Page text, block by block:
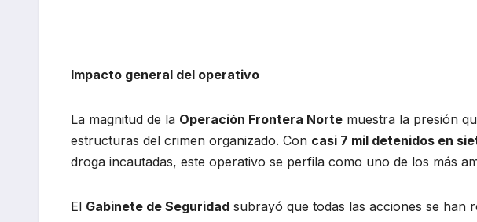
Impacto general del operativo
La magnitud de la Operación Frontera Norte muestra la presión
estructuras del crimen organizado. Con casi 7 mil detenidos en
droga incautadas, este operativo se perfila como uno de los más
El Gabinete de Seguridad subrayó que todas las acciones se han